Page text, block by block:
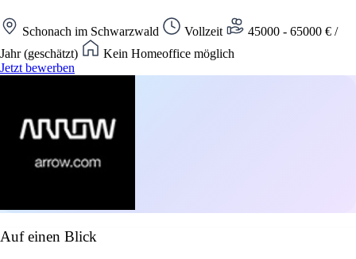
Schonach im Schwarzwald Vollzeit
45000 - 65000 € /
Jahr (geschätzt)
Kein Homeoffice möglich
Jetzt bewerben
Auf einen Blick